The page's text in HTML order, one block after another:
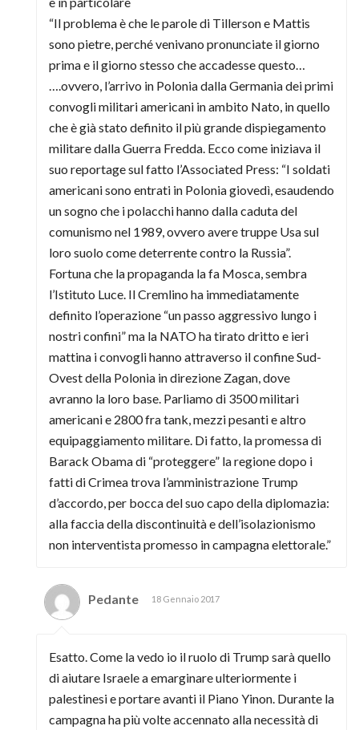
“Il problema è che le parole di Tillerson e Mattis
sono pietre, perché venivano pronunciate il giorno
prima e il giorno stesso che accadesse questo…
….ovvero, l’arrivo in Polonia dalla Germania dei primi
convogli militari americani in ambito Nato, in quello
che è già stato definito il più grande dispiegamento
militare dalla Guerra Fredda. Ecco come iniziava il
suo reportage sul fatto l’Associated Press: “I soldati
americani sono entrati in Polonia giovedì, esaudendo
un sogno che i polacchi hanno dalla caduta del
comunismo nel 1989, ovvero avere truppe Usa sul
loro suolo come deterrente contro la Russia”.
Fortuna che la propaganda la fa Mosca, sembra
l’Istituto Luce. Il Cremlino ha immediatamente
definito l’operazione “un passo aggressivo lungo i
nostri confini” ma la NATO ha tirato dritto e ieri
mattina i convogli hanno attraverso il confine Sud-
Ovest della Polonia in direzione Zagan, dove
avranno la loro base. Parliamo di 3500 militari
americani e 2800 fra tank, mezzi pesanti e altro
equipaggiamento militare. Di fatto, la promessa di
Barack Obama di “proteggere” la regione dopo i
fatti di Crimea trova l’amministrazione Trump
d’accordo, per bocca del suo capo della diplomazia:
alla faccia della discontinuità e dell’isolazionismo
non interventista promesso in campagna elettorale.”
Pedante 18 Gennaio 2017
Esatto. Come la vedo io il ruolo di Trump sarà quello
di aiutare Israele a emarginare ulteriormente i
palestinesi e portare avanti il Piano Yinon. Durante la
campagna ha più volte accennato alla necessità di